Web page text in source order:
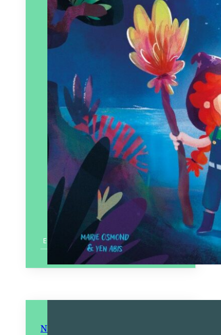
En savoir plus
Ni papier ni crayon